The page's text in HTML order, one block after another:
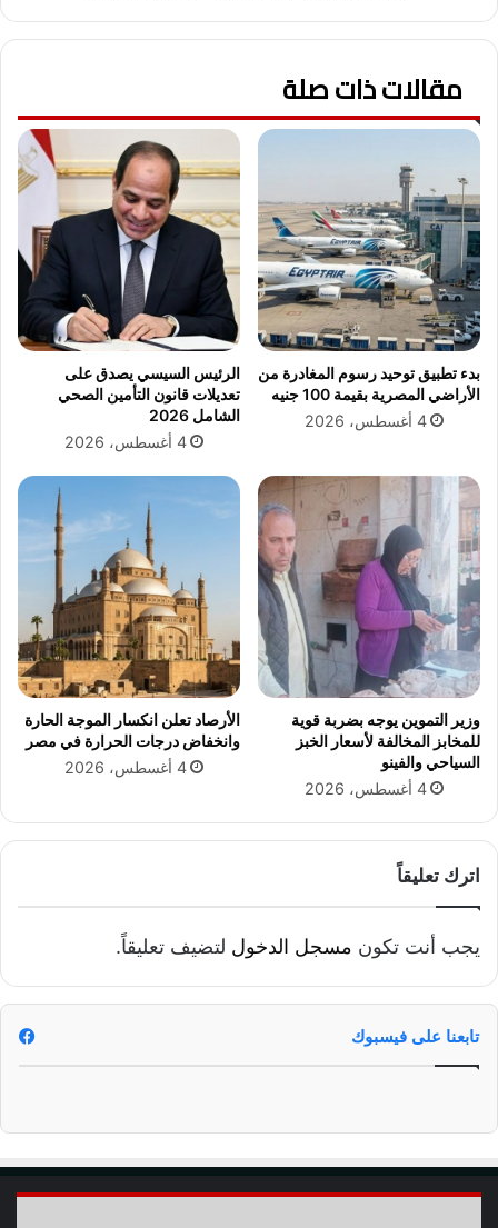
مقالات ذات صلة
بدء تطبيق توحيد رسوم المغادرة من
الأراضي المصرية بقيمة 100 جنيه
4 أغسطس، 2026
الرئيس السيسي يصدق على
تعديلات قانون التأمين الصحي
الشامل 2026
4 أغسطس، 2026
وزير التموين يوجه بضربة قوية
للمخابز المخالفة لأسعار الخبز
السياحي والفينو
4 أغسطس، 2026
الأرصاد تعلن انكسار الموجة الحارة
وانخفاض درجات الحرارة في مصر
4 أغسطس، 2026
اترك تعليقاً
يجب أنت تكون مسجل الدخول لتضيف تعليقاً.
تابعنا على فيسبوك